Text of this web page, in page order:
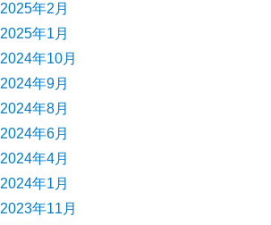
2025年2月
2025年1月
2024年10月
2024年9月
2024年8月
2024年6月
2024年4月
2024年1月
2023年11月